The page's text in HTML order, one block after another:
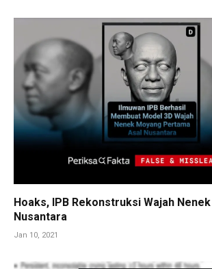
Hoaks, IPB Rekonstruksi Wajah
Nusantara
Jan 10, 2021